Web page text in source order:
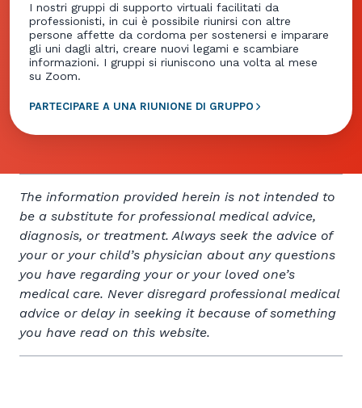
I nostri gruppi di supporto virtuali facilitati da
professionisti, in cui è possibile riunirsi con altre
persone affette da cordoma per sostenersi e imparare
gli uni dagli altri, creare nuovi legami e scambiare
informazioni. I gruppi si riuniscono una volta al mese
su Zoom.
PARTECIPARE A UNA RIUNIONE DI GRUPPO
The information provided herein is not intended to
be a substitute for professional medical advice,
diagnosis, or treatment. Always seek the advice of
your or your child’s physician about any questions
you have regarding your or your loved one’s
medical care. Never disregard professional medical
advice or delay in seeking it because of something
you have read on this website.